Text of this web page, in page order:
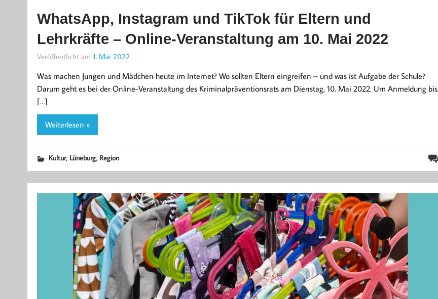
WhatsApp, Instagram und TikTok für Eltern und
Lehrkräfte – Online-Veranstaltung am 10. Mai 2022
Veröffentlicht am 1. Mai 2022
Was machen Jungen und Mädchen heute im Internet? Wo sollten Eltern eingreifen – und was ist Aufgabe der Schule?
Darum geht es bei der Online-Veranstaltung des Kriminalpräventionsrats am Dienstag, 10. Mai 2022. Um Anmeldung bis
[…]
Weiterlesen »
Kultur, Lüneburg, Region